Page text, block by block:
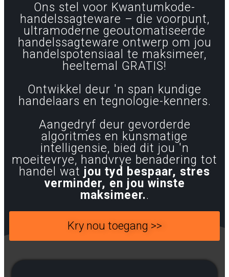
Ons stel voor Kwantumkode-
handelssagteware – die voorpunt,
ultramoderne geoutomatiseerde
handelssagteware ontwerp om jou
handelspotensiaal te maksimeer,
heeltemal GRATIS!
Ontwikkel deur 'n span kundige
handelaars en tegnologie-kenners.
Aangedryf deur gevorderde
algoritmes en kunsmatige
intelligensie, bied dit jou 'n
moeitevrye, handvrye benadering tot
handel wat jou tyd bespaar, stres
verminder, en jou winste
maksimeer..
Kry nou toegang >>